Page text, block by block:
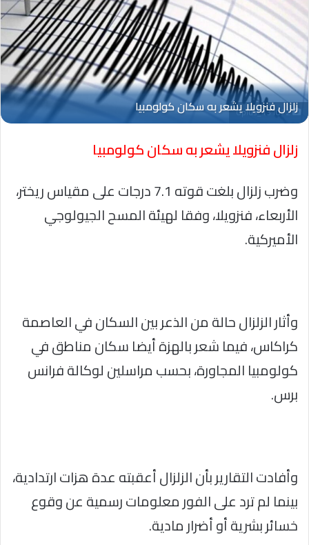
Oplus_131072
زلزال فنزويلا يشعر به سكان كولومبيا
وضرب زلزال بلغت قوته 7.1 درجات على مقياس ريختر،
الأربعاء، فنزويلا، وفقا لهيئة المسح الجيولوجي
الأميركية.
وأثار الزلزال حالة من الذعر بين السكان في العاصمة
كراكاس، فيما شعر بالهزة أيضا سكان مناطق في
كولومبيا المجاورة، بحسب مراسلين لوكالة فرانس
برس.
وأفادت التقارير بأن الزلزال أعقبته عدة هزات ارتدادية،
بينما لم ترد على الفور معلومات رسمية عن وقوع
خسائر بشرية أو أضرار مادية.